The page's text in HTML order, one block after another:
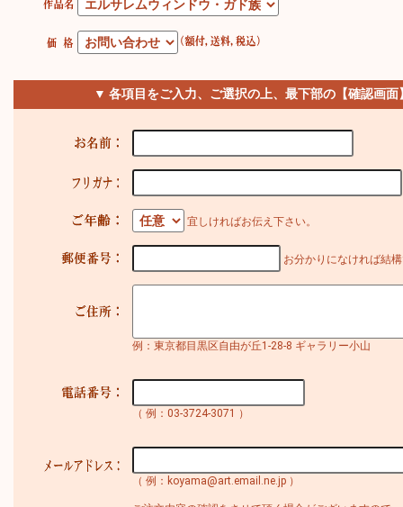
▼ 各項目をご入力、ご選択の上、最下部の【確認画
宜しければお伝え下さい。
お分かりになければ結
例：東京都目黒区自由が丘1-28-8 ギャラリー小山
（ 例：03-3724-3071 ）
（ 例：koyama@art.email.ne.jp ）